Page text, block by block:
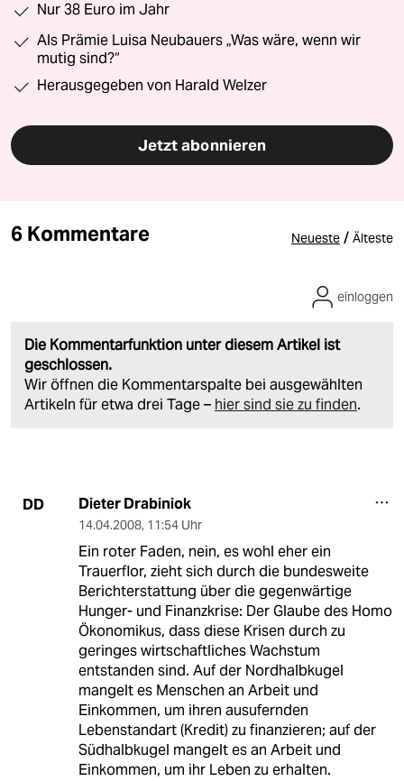
Nur 38 Euro im Jahr
Als Prämie Luisa Neubauers „Was wäre, wenn wir
mutig sind?“
Herausgegeben von Harald Welzer
Jetzt abonnieren
6 Kommentare Neueste / Älteste
Die Kommentarfunktion unter diesem Artikel ist
geschlossen.
Wir öffnen die Kommentarspalte bei ausgewählten
Artikeln für etwa drei Tage – hier sind sie zu finden.
einloggen
DD Dieter Drabiniok
14.04.2008, 11:54 Uhr
Ein roter Faden, nein, es wohl eher ein
Trauerflor, zieht sich durch die bundesweite
Berichterstattung über die gegenwärtige
Hunger- und Finanzkrise: Der Glaube des Homo
Ökonomikus, dass diese Krisen durch zu
geringes wirtschaftliches Wachstum
entstanden sind. Auf der Nordhalbkugel
mangelt es Menschen an Arbeit und
Einkommen, um ihren ausufernden
Lebenstandart (Kredit) zu finanzieren; auf der
Südhalbkugel mangelt es an Arbeit und
Einkommen, um ihr Leben zu erhalten.